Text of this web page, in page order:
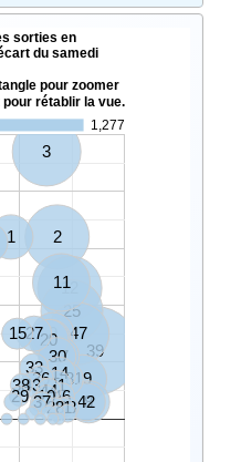
sorties en
du samedi
pour zoomer
rétablir la vue.
1,277
39
3
2
12
25
47
11
19
1
8
9
6
17
20
30
42
18
27
14
15
31
33
36
46
4
4344
10
38
48
5
7 21
28
29 37